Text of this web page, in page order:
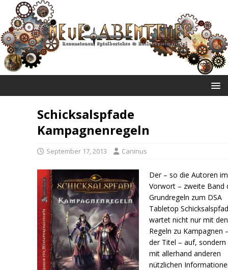
Schicksalspfade
Kampagnenregeln
September 17, 2013 Caninus
Der – so die Autoren im
Vorwort – zweite Band
Grundregeln zum DSA
Tabletop
wartet nicht nur mit den
Regeln zu Kampagnen
der Titel – auf, sondern
mit allerhand anderen
nützlichen